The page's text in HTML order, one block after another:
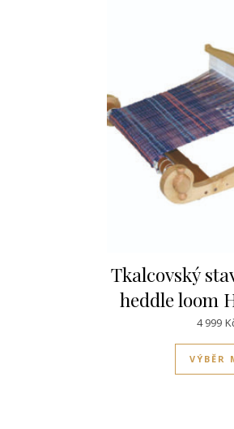
Tkalcovský
heddle loom
4 999
VÝBĚR